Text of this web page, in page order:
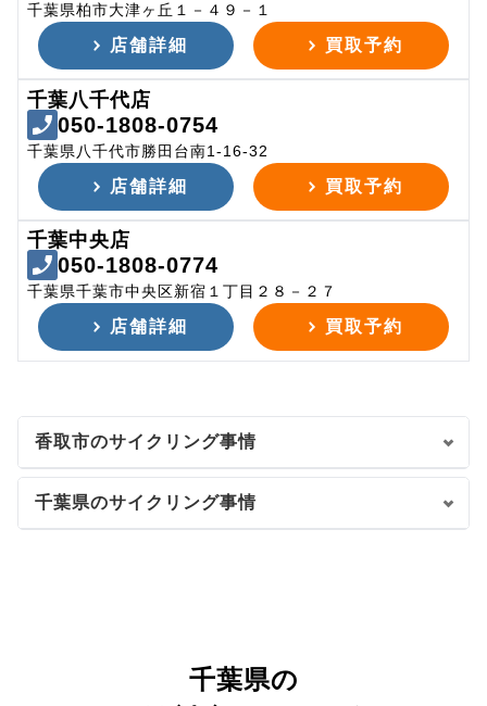
千葉県柏市大津ヶ丘１－４９－１
店舗詳細 買取予約
千葉八千代店
050-1808-0754
千葉県八千代市勝田台南1-16-32
店舗詳細 買取予約
千葉中央店
050-1808-0774
千葉県千葉市中央区新宿１丁目２８－２７
店舗詳細 買取予約
香取市のサイクリング事情
千葉県のサイクリング事情
千葉県の